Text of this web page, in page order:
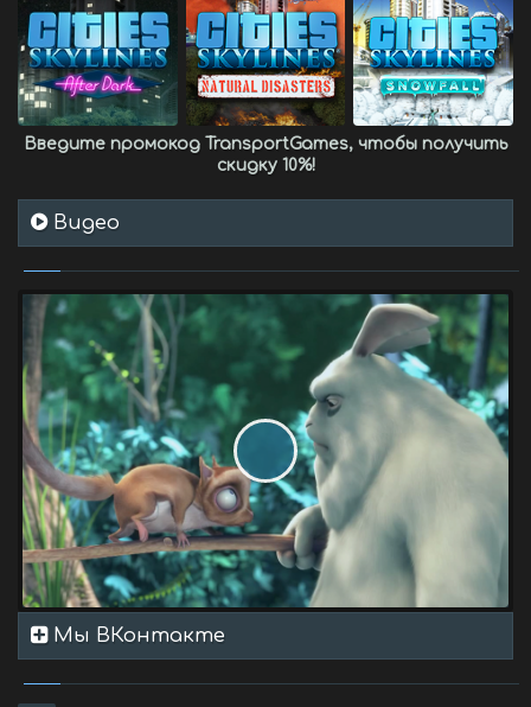
Введите промокод TransportGames, чтобы получить
скидку 10%!
Видео
Мы ВКонтакте